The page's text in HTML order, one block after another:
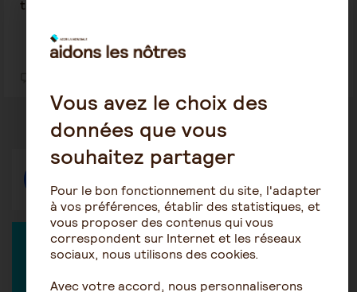
tutelle enfant majeur handicapé
EXPERT DANS LA DISCUSSION
Vous avez le choix des
données que vous
souhaitez partager
Pour le bon fonctionnement du site, l'adapter
à vos préférences, établir des statistiques, et
vous proposer des contenus qui vous
correspondent sur Internet et les réseaux
sociaux, nous utilisons des cookies.
Avec votre accord, nous personnaliserons